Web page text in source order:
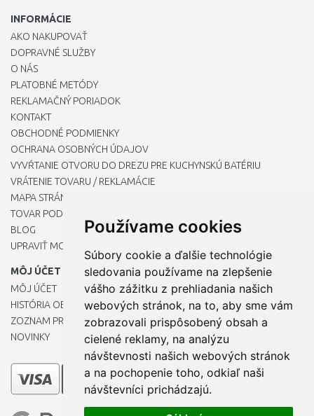
Používame cookies
Súbory cookie a ďalšie technológie
sledovania používame na zlepšenie
vášho zážitku z prehliadania našich
webových stránok, na to, aby sme vám
zobrazovali prispôsobený obsah a
cielené reklamy, na analýzu
návštevnosti našich webových stránok
a na pochopenie toho, odkiaľ naši
návštevníci prichádzajú.
INFORMÁCIE
AKO NAKUPOVAŤ
DOPRAVNÉ SLUŽBY
O NÁS
PLATOBNÉ METÓDY
REKLAMAČNÝ PORIADOK
KONTAKT
OBCHODNÉ PODMIENKY
OCHRANA OSOBNÝCH ÚDAJOV
VYVŔTANIE OTVORU DO DREZU PRE KUCHYNSKÚ BATÉRIU
VRÁTENIE TOVARU / REKLAMÁCIE
MAPA STRÁNOK
TOVAR PODĽA ZNAČIEK
BLOG
UPRAVIŤ MOJE PREDVOĽBY COOKIES
MÔJ ÚČET
MÔJ ÚČET
HISTÓRIA OBJEDNÁVOK
ZOZNAM PRIANÍ
NOVINKY